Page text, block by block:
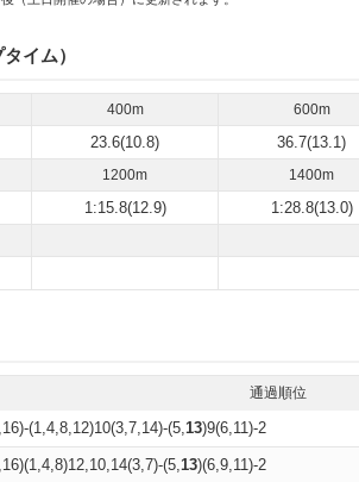
イム）
400m 600m
23.6(10.8) 36.7(13.1)
1200m 1400m
1:15.8(12.9) 1:28.8(13.0)
通過順位
(1,4,8,12)10(3,7,14)-(5,13)9(6,11)-2
(5,13)(6,9,11)-2